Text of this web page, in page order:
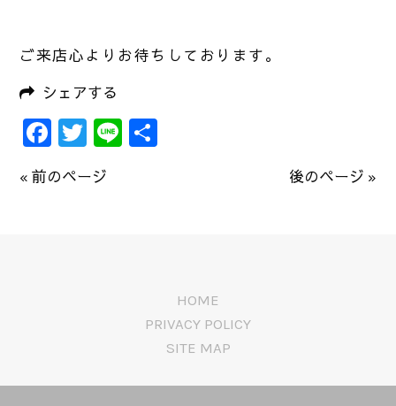
ご来店心よりお待ちしております。
シェアする
Facebook
Twitter
Line
« 前のページ 後のページ »
HOME
PRIVACY POLICY
SITE MAP